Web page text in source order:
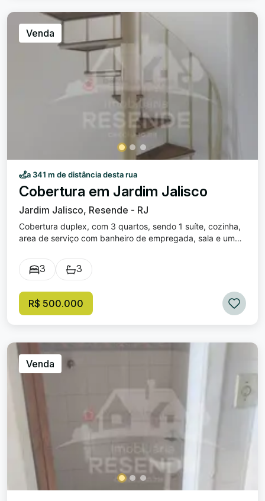
Venda
a 341 m de distância desta rua
Cobertura em Jardim Jalisco
Jardim Jalisco, Resende - RJ
Cobertura duplex, com 3 quartos, sendo 1 suíte, cozinha,
area de serviço com banheiro de empregada, sala e uma
3 3
R$ 500.000
Venda